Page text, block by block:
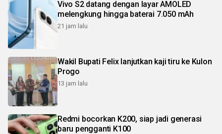
Vivo S2 datang dengan layar AMOLED
melengkung hingga baterai 7.050 mAh
21 jam lalu
Wakil Bupati Felix lanjutkan kaji tiru ke Kulon
Progo
13 jam lalu
Redmi bocorkan K200, siap jadi generasi
baru pengganti K100